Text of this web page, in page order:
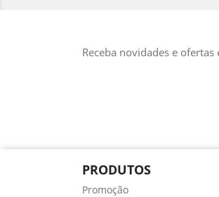
Receba novidades e ofertas
PRODUTOS
Promoção